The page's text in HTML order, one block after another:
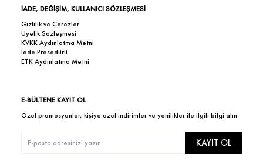
İADE, DEĞİŞİM, KULLANICI SÖZLEŞMESİ
Gizlilik ve Çerezler
Üyelik Sözleşmesi
KVKK Aydınlatma Metni
İade Prosedürü
ETK Aydınlatma Metni
E-BÜLTENE KAYIT OL
Özel promosyonlar, kişiye özel indirimler ve yenilikler ile ilgili bilgi alın
KAYIT OL